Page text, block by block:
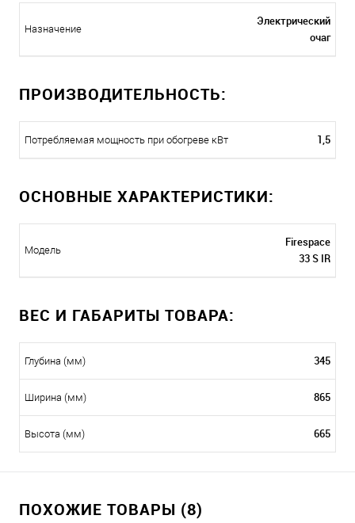
Назначение
Электрический
очаг
ПРОИЗВОДИТЕЛЬНОСТЬ:
Потребляемая мощность при обогреве кВт 1,5
ОСНОВНЫЕ ХАРАКТЕРИСТИКИ:
Модель
Firespace
33 S IR
ВЕС И ГАБАРИТЫ ТОВАРА:
Глубина (мм) 345
Ширина (мм) 865
Высота (мм) 665
ПОХОЖИЕ ТОВАРЫ (8)